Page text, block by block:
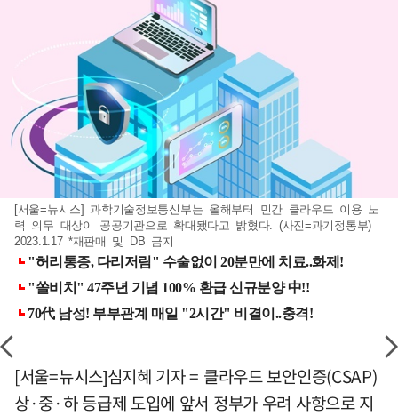
[서울=뉴시스] 과학기술정보통신부는 올해부터 민간 클라우드 이용 노
력 의무 대상이 공공기관으로 확대됐다고 밝혔다. (사진=과기정통부)
2023.1.17 *재판매 및 DB 금지
[서울=뉴시스]심지혜 기자 = 클라우드 보안인증(CSAP)
상·중·하 등급제 도입에 앞서 정부가 우려 사항으로 지